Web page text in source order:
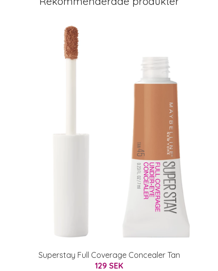
Superstay Full Coverage Concealer Tan
129 SEK